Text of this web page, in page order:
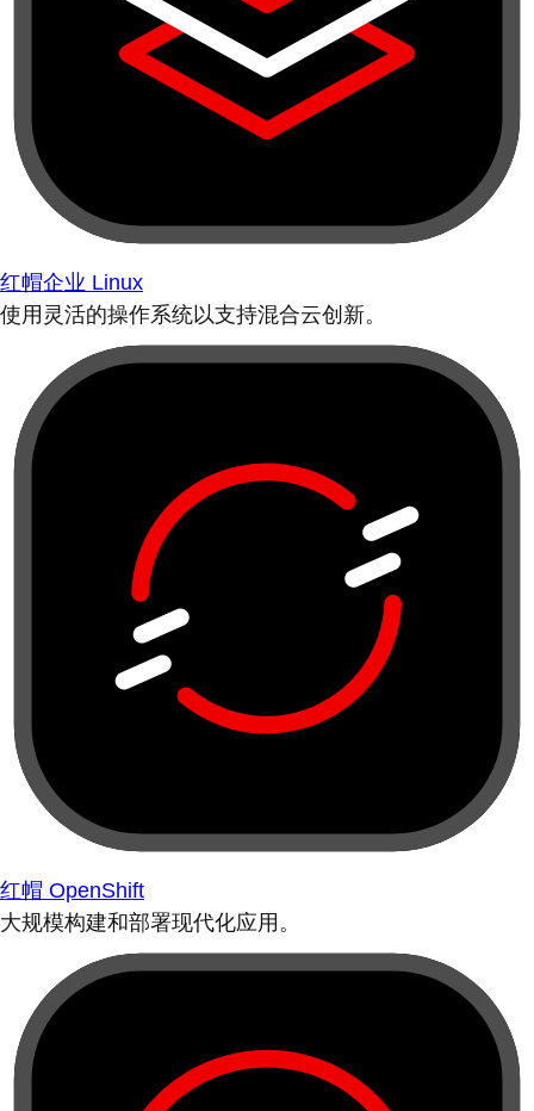
红帽企业 Linux
使用灵活的操作系统以支持混合云创新。
红帽 OpenShift
大规模构建和部署现代化应用。